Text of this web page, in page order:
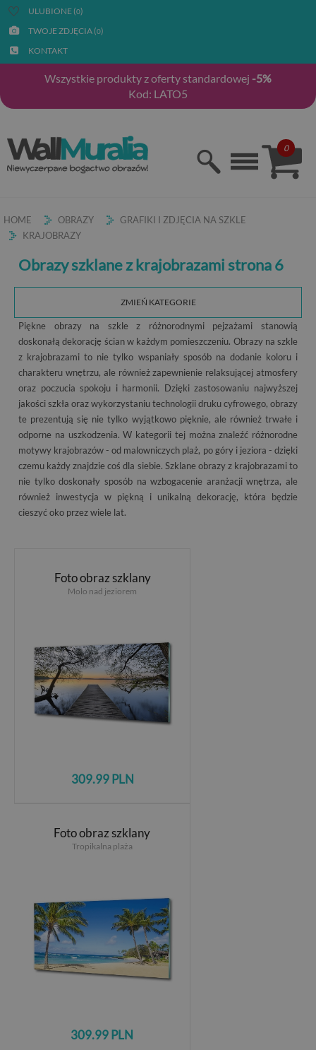
ULUBIONE (0)
TWOJE ZDJĘCIA (0)
KONTAKT
Wszystkie produkty z oferty standardowej -5%
Kod: LATO5
0
HOME OBRAZY
GRAFIKI I ZDJĘCIA NA SZKLE
KRAJOBRAZY
Obrazy szklane z krajobrazami strona 6
ZMIEŃ KATEGORIE
Piękne obrazy na szkle z różnorodnymi pejzażami stanowią
doskonałą dekorację ścian w każdym pomieszczeniu. Obrazy na szkle
z krajobrazami to nie tylko wspaniały sposób na dodanie koloru i
charakteru wnętrzu, ale również zapewnienie relaksującej atmosfery
oraz poczucia spokoju i harmonii. Dzięki zastosowaniu najwyższej
jakości szkła oraz wykorzystaniu technologii druku cyfrowego, obrazy
te prezentują się nie tylko wyjątkowo pięknie, ale również trwałe i
odporne na uszkodzenia. W kategorii tej można znaleźć różnorodne
motywy krajobrazów - od malowniczych plaż, po góry i jeziora - dzięki
czemu każdy znajdzie coś dla siebie. Szklane obrazy z krajobrazami to
nie tylko doskonały sposób na wzbogacenie aranżacji wnętrza, ale
również inwestycja w piękną i unikalną dekorację, która będzie
cieszyć oko przez wiele lat.
Foto obraz szklany
Molo nad jeziorem
309.99 PLN
Foto obraz szklany
Tropikalna plaża
309.99 PLN